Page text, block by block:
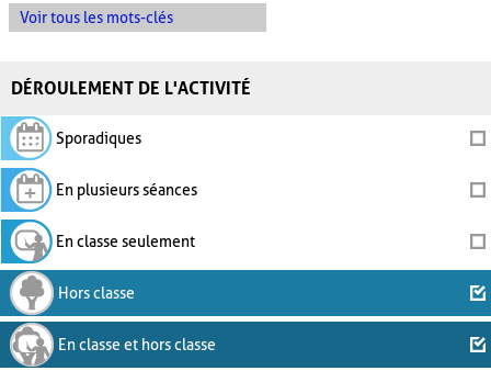
Voir tous les mots-clés
DÉROULEMENT DE L'ACTIVITÉ
Sporadiques
En plusieurs séances
En classe seulement
Hors classe
En classe et hors classe